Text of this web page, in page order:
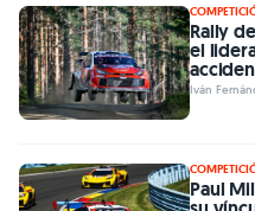
Rally
el
Iván
Paul